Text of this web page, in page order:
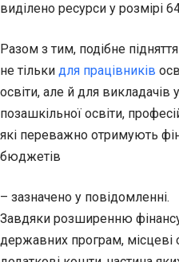
виділено ресурси у розмірі
Разом з тим, подібне
не тільки для працівників
освіти, але й для викладачів
позашкільної освіти,
які переважно отримують
бюджетів
– зазначено у повідомленні.
Завдяки розширенню
державних програм,